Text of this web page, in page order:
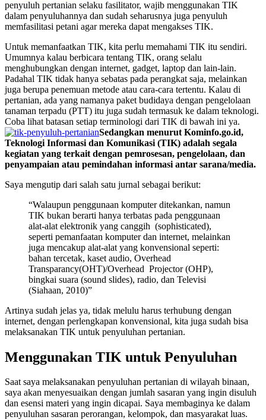
penyuluh pertanian selaku fasilitator, wajib menggunakan TIK
dalam penyuluhannya dan sudah seharusnya juga penyuluh
memfasilitasi petani agar mereka dapat mengakses TIK.
Untuk memanfaatkan TIK, kita perlu memahami TIK itu sendiri.
Umumnya kalau berbicara tentang TIK, orang selalu
menghubungkan dengan internet, gadget, laptop dan lain-lain.
Padahal TIK tidak hanya sebatas pada perangkat saja, melainkan
juga berupa penemuan metode atau cara-cara tertentu. Kalau di
pertanian, ada yang namanya paket budidaya dengan pengelolaan
tanaman terpadu (PTT) itu juga sudah termasuk ke dalam teknologi.
Coba lihat batasan setiap terminologi dari TIK di bawah ini ya.
Sedangkan menurut Kominfo.go.id,
Teknologi Informasi dan Komunikasi (TIK) adalah segala
kegiatan yang terkait dengan pemrosesan, pengelolaan, dan
penyampaian atau pemindahan informasi antar sarana/media.
Saya mengutip dari salah satu jurnal sebagai berikut:
“Walaupun penggunaan komputer ditekankan, namun
TIK bukan berarti hanya terbatas pada penggunaan
alat-alat elektronik yang canggih (sophisticated),
seperti pemanfaatan komputer dan internet, melainkan
juga mencakup alat-alat yang konvensional seperti:
bahan tercetak, kaset audio, Overhead
Transparancy(OHT)/Overhead Projector (OHP),
bingkai suara (sound slides), radio, dan Televisi
(Siahaan, 2010)”
Artinya sudah jelas ya, tidak melulu harus terhubung dengan
internet, dengan perlengkapan konvensional, kita juga sudah bisa
melaksanakan TIK untuk penyuluhan pertanian.
Menggunakan TIK untuk Penyuluhan
Saat saya melaksanakan penyuluhan pertanian di wilayah binaan,
saya akan menyesuaikan dengan jumlah sasaran yang ingin disuluh
dan esensi materi yang ingin dicapai. Saya membaginya ke dalam
penyuluhan sasaran perorangan, kelompok, dan masyarakat luas.